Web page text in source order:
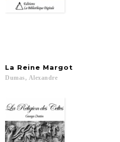
La Reine Margot
Dumas, Alexandre